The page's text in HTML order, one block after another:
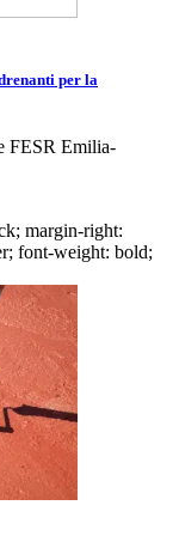
per la
FESR Emilia-
margin-right:
font-weight: bold;